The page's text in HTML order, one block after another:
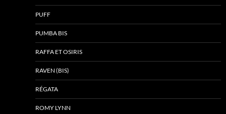
PUFF
PUMBA BIS
RAFFA ET OSIRIS
RAVEN (BIS)
RÉGATA
ROMY LYNN